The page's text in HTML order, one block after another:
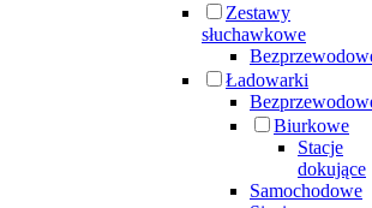
Zestawy
słuchawkowe
Ładowarki
Biurkowe
Stacje
dokujące
Samochodowe